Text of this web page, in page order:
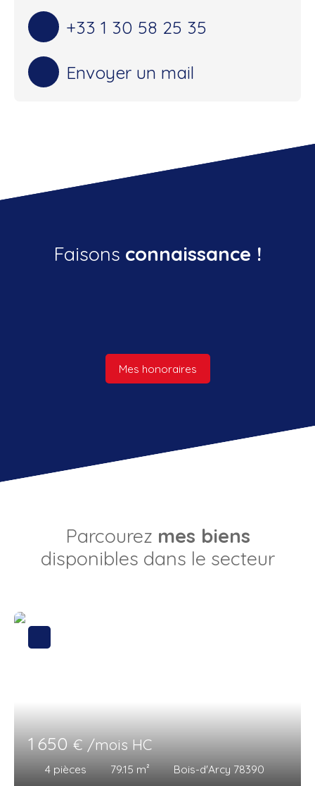
+33 1 30 58 25 35
Envoyer un mail
Faisons connaissance !
Mes honoraires
Parcourez mes biens
disponibles dans le secteur
1 650€ /mois HC
4 pièces 79.15 m² Bois-d'Arcy 78390